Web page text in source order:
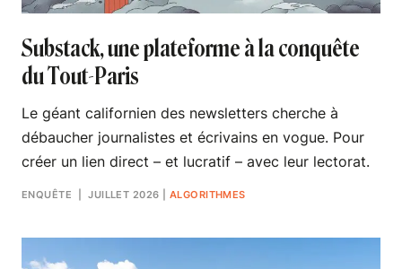
Substack, une plateforme à la conquête
du Tout-Paris
Le géant californien des newsletters cherche à
débaucher journalistes et écrivains en vogue. Pour
créer un lien direct – et lucratif – avec leur lectorat.
ENQUÊTE | JUILLET 2026 ALGORITHMES